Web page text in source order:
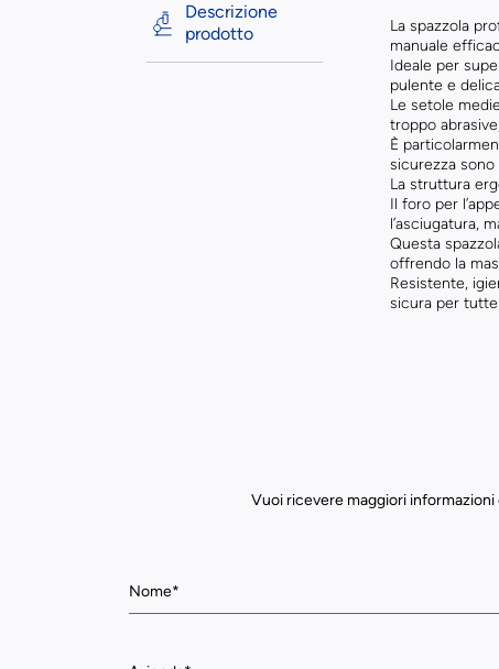
Descrizione
prodotto
La spazzola
manuale
Ideale per
pulente e
Le setole
troppo
È
sicurezza sono
La struttura
Il foro per
l’asciugatura,
Questa
offrendo la
Resistente,
sicura per tutte
Vuoi ricevere maggiori